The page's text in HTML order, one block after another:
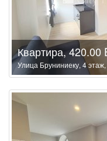
Квартира, 420.00
Улица Бруниниеку, 4